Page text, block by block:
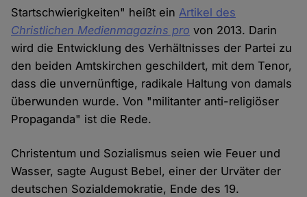
Startschwierigkeiten" heißt einArtikel des
Christlichen Medienmagazins pro von 2013. Darin
wird die Entwicklung des Verhältnisses der Partei zu
den beiden Amtskirchen geschildert, mit dem Tenor,
dass die unvernünftige, radikale Haltung von damals
überwunden wurde. Von "militanter anti-religiöser
Propaganda" ist die Rede.
Christentum und Sozialismus seien wie Feuer und
Wasser, sagte August Bebel, einer der Urväter der
deutschen Sozialdemokratie, Ende des 19.